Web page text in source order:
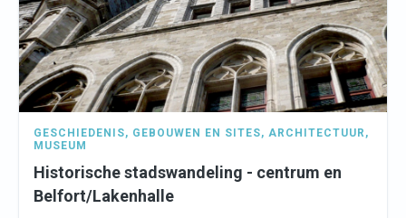
GESCHIEDENIS, GEBOUWEN EN SITES, ARCHITECTUUR ,
MUSEUM
Historische stadswandeling - centrum en
Belfort/Lakenhalle